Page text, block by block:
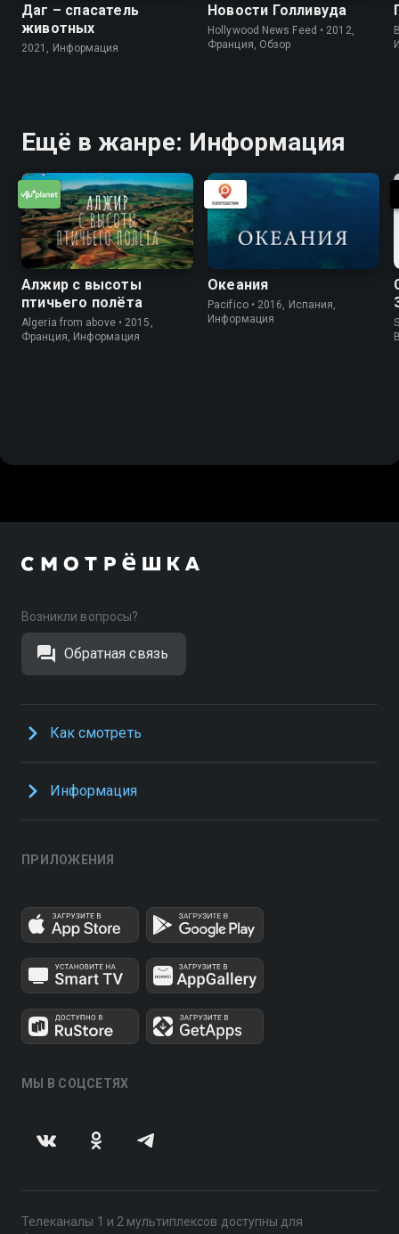
Даг – спасатель
животных
2021, Информация
Новости Голливуда
Hollywood News Feed • 2012,
Франция, Обзор
Ещё в жанре: Информация
Алжир с высоты
птичьего полёта
Algeria from above • 2015,
Франция, Информация
Океания
Pacifico • 2016, Испания,
Информация
Возникли вопросы?
Обратная связь
Как смотреть
Информация
ПРИЛОЖЕНИЯ
МЫ В СОЦСЕТЯХ
Телеканалы 1 и 2 мультиплексов доступны для